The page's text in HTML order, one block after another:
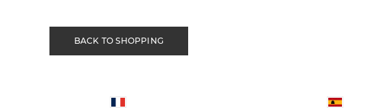
BACK TO SHOPPING